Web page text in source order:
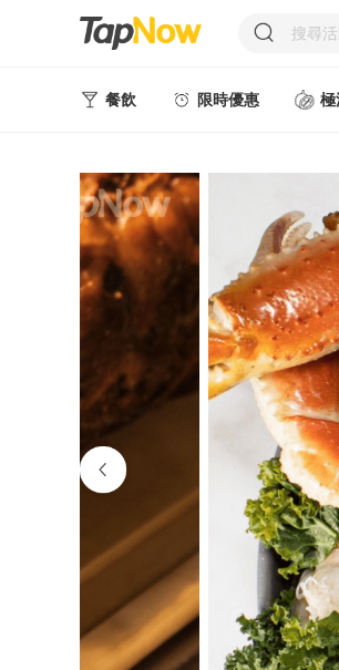
餐飲
中式美食
西式美食
日韓美食
東南亞美食
中西式美食
限時優惠 極